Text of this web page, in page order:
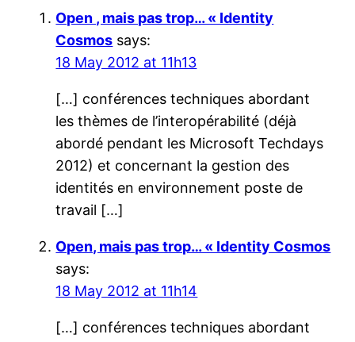
Open , mais pas trop… « Identity
Cosmos says:
18 May 2012 at 11h13
[…] conférences techniques abordant
les thèmes de l’interopérabilité (déjà
abordé pendant les Microsoft Techdays
2012) et concernant la gestion des
identités en environnement poste de
travail […]
Open, mais pas trop… « Identity Cosmos
says:
18 May 2012 at 11h14
[…] conférences techniques abordant